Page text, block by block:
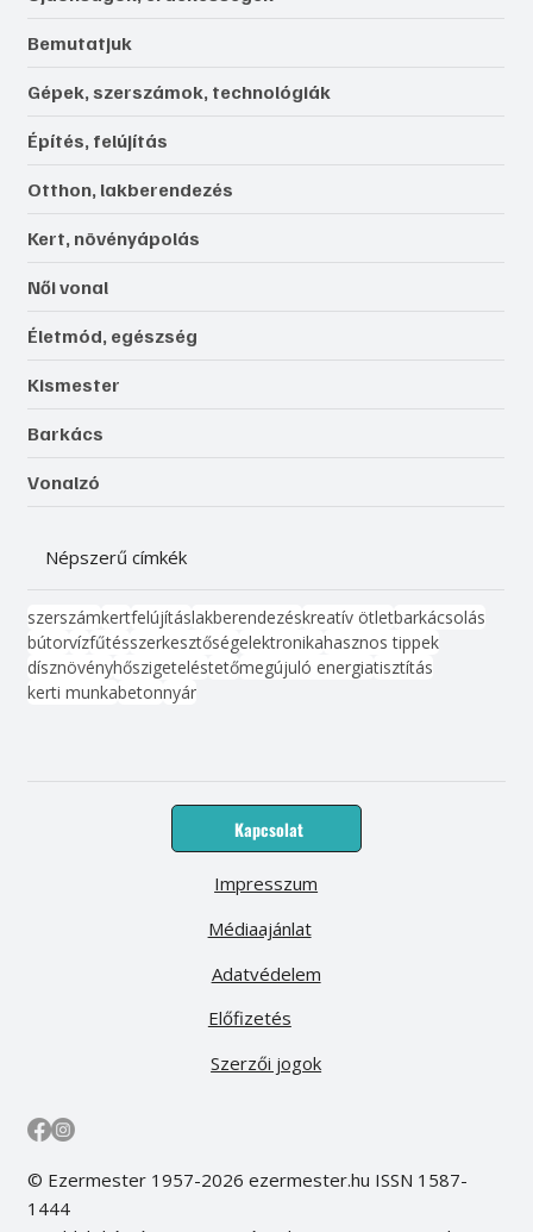
Bemutatjuk
Gépek, szerszámok, technológiák
Építés, felújítás
Otthon, lakberendezés
Kert, növényápolás
Női vonal
Életmód, egészség
Kismester
Barkács
Vonalzó
Népszerű címkék
szerszámkertfelújításlakberendezéskreatív ötletbarkácsolás
bútorvízfűtésszerkesztőségelektronikahasznos tippek
dísznövényhőszigeteléstetőmegújuló energiatisztítás
kerti munkabetonnyár
Kapcsolat
Médiaajánlat
Előfizetés
Impresszum
Adatvédelem
Szerzői jogok
© Ezermester 1957-2026 ezermester.hu ISSN 1587-
1444